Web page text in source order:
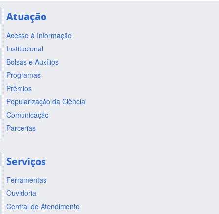
Atuação
Acesso à Informação
Institucional
Bolsas e Auxílios
Programas
Prêmios
Popularização da Ciência
Comunicação
Parcerias
Serviços
Ferramentas
Ouvidoria
Central de Atendimento